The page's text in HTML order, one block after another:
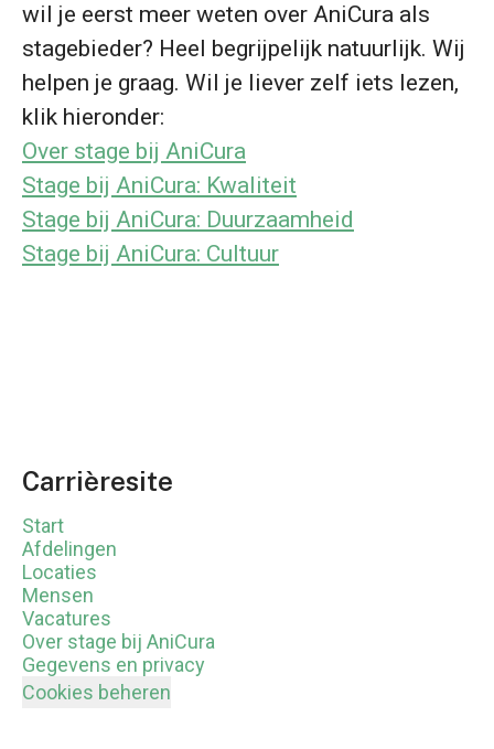
wil je eerst meer weten over AniCura als
stagebieder? Heel begrijpelijk natuurlijk. Wij
helpen je graag. Wil je liever zelf iets lezen,
klik hieronder:
Over stage bij AniCura
Stage bij AniCura: Kwaliteit
Stage bij AniCura: Duurzaamheid
Stage bij AniCura: Cultuur
Carrièresite
Start
Afdelingen
Locaties
Mensen
Vacatures
Over stage bij AniCura
Gegevens en privacy
Cookies beheren